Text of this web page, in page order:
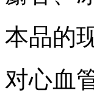
本品的
对心血